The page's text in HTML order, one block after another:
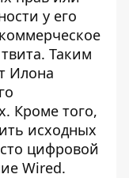
у его
Таким
Илона
Кроме того,
исходных
цифровой
Wired.